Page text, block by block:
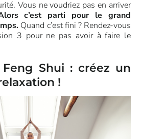
Vous ne voudriez pas en arriver
c’est parti pour le grand
Quand c’est fini ? Rendez-vous
3 pour ne pas avoir à faire le
Feng Shui : créez un
!